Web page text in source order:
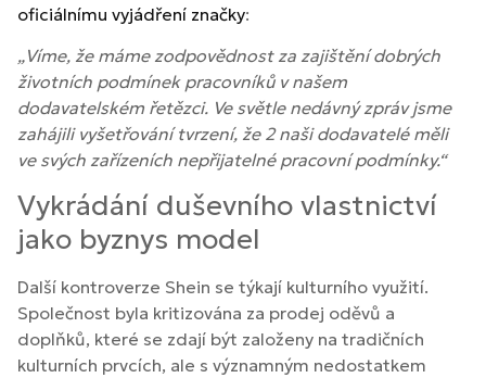
oficiálnímu vyjádření značky:
„Víme, že máme zodpovědnost za zajištění dobrých
životních podmínek pracovníků v našem
dodavatelském řetězci. Ve světle nedávný zpráv jsme
zahájili vyšetřování tvrzení, že 2 naši dodavatelé měli
ve svých zařízeních nepřijatelné pracovní podmínky.“
Vykrádání duševního vlastnictví
jako byznys model
Další kontroverze Shein se týkají kulturního využití.
Společnost byla kritizována za prodej oděvů a
doplňků, které se zdají být založeny na tradičních
kulturních prvcích, ale s významným nedostatkem